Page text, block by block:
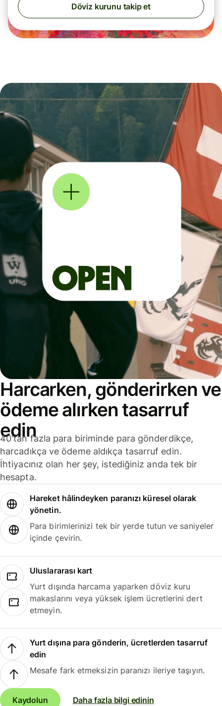
Döviz kurunu takip et
Harcarken, gönderirken ve
ödeme alırken tasarruf
edin
40'tan fazla para biriminde para gönderdikçe,
harcadıkça ve ödeme aldıkça tasarruf edin.
İhtiyacınız olan her şey, istediğiniz anda tek bir
hesapta.
Hareket hâlindeyken paranızı küresel olarak
yönetin.
Para birimlerinizi tek bir yerde tutun ve saniyeler
içinde çevirin.
Uluslararası kart
Yurt dışında harcama yaparken döviz kuru
makaslarını veya yüksek işlem ücretlerini dert
etmeyin.
Yurt dışına para gönderin, ücretlerden tasarruf
edin
Mesafe fark etmeksizin paranızı ileriye taşıyın.
Kaydolun Daha fazla bilgi edinin